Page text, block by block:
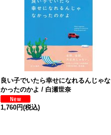
良い子でいたら幸せになれるんじゃな
かったのかよ / 白瀬世奈
1,760円(税込)